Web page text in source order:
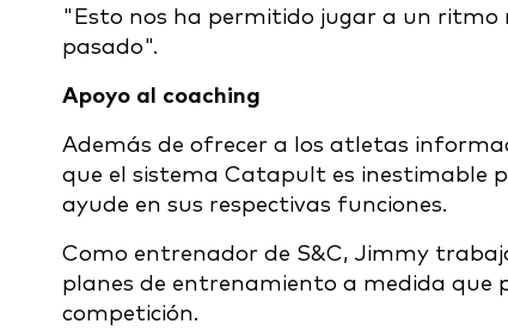
"Esto nos ha permitido jugar a un ritmo
pasado".
Apoyo al coaching
Además de ofrecer a los atletas
que el sistema Catapult es inestimable
ayude en sus respectivas funciones.
Como entrenador de S&C, Jimmy
planes de entrenamiento a medida que
competición.